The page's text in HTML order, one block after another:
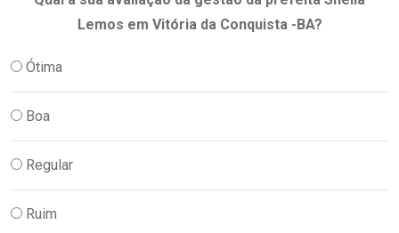
Lemos em Vitória da Conquista -BA?
Ótima
Boa
Regular
Ruim